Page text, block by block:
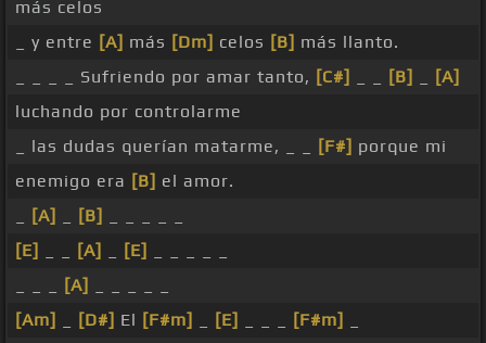
más celos
_ y entre [A] más [Dm] celos [B] más llanto.
_ _ _ _ Sufriendo por amar tanto, [C#] [B]
[A]
luchando por controlarme
_ las dudas querían matarme, _ _
[F#] porque mi
enemigo era [B] el amor.
[A] [B]
[E]
[A] [E]
[A]
[Am]
[D#] El [F#m] [E] [F#m]